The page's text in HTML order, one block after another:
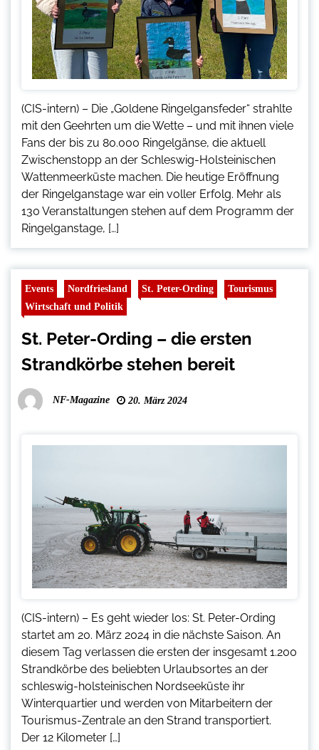
(CIS-intern) – Die „Goldene Ringelgansfeder“ strahlte
mit den Geehrten um die Wette – und mit ihnen viele
Fans der bis zu 80.000 Ringelgänse, die aktuell
Zwischenstopp an der Schleswig-Holsteinischen
Wattenmeerküste machen. Die heutige Eröffnung
der Ringelganstage war ein voller Erfolg. Mehr als
130 Veranstaltungen stehen auf dem Programm der
Ringelganstage, […]
Events Nordfriesland St. Peter-Ording
Tourismus
Wirtschaft und Politik
St. Peter-Ording – die ersten
Strandkörbe stehen bereit
NF-Magazine 20. März 2024
(CIS-intern) – Es geht wieder los: St. Peter-Ording
startet am 20. März 2024 in die nächste Saison. An
diesem Tag verlassen die ersten der insgesamt 1.200
Strandkörbe des beliebten Urlaubsortes an der
schleswig-holsteinischen Nordseeküste ihr
Winterquartier und werden von Mitarbeitern der
Tourismus-Zentrale an den Strand transportiert.
Der 12 Kilometer […]